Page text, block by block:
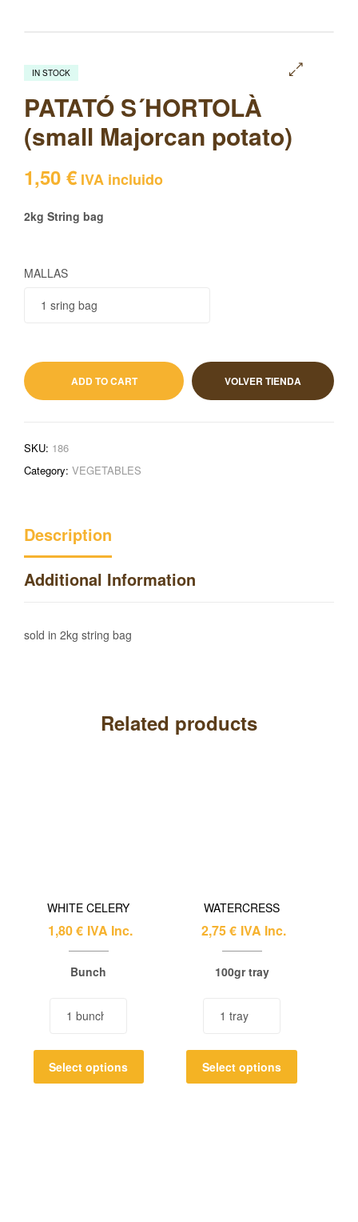
IN STOCK
PATATÓ S´HORTOLÀ
(small Majorcan potato)
1,50 € IVA incluido
2kg String bag
MALLAS
ADD TO CART VOLVER TIENDA
SKU: 186
Category: VEGETABLES
Description
Additional Information
sold in 2kg string bag
Related products
WHITE CELERY
1,80€ IVA Inc.
Bunch
Select options
WATERCRESS
2,75€ IVA Inc.
100gr tray
Select options